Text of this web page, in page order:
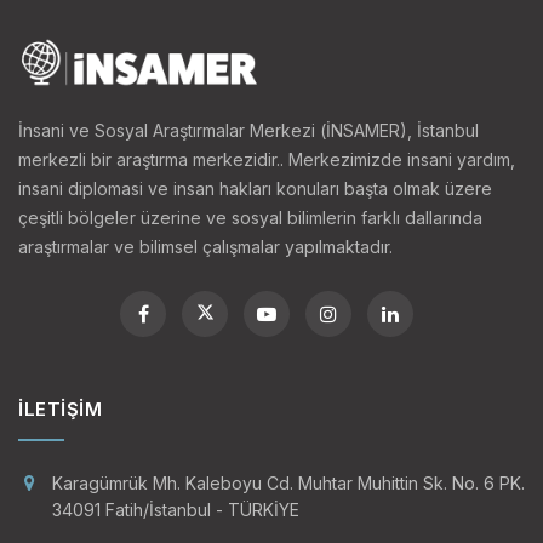
sahip bu üç unsur arasındaki etnik çekişme, ülkenin iç
politikasını belirlediği gibi, yabancı statüsündeki
belirlenmesinde de önemli bir etkendir.
Göç, İltica ve Demografik Yapı Bağlamında
15. yüzyıl itibarıyla birer ekonomi ve
ticaret merkezi hâline gelen Malay
Arap, Çinli ve Hintli tüccarların
ticareti
İnsani ve Sosyal Araştırmalar Merkezi (İNSAMER), İstanbul
merkezli bir araştırma merkezidir.. Merkezimizde insani yardım,
insani diplomasi ve insan hakları konuları başta olmak üzere
çeşitli bölgeler üzerine ve sosyal bilimlerin farklı dallarında
araştırmalar ve bilimsel çalışmalar yapılmaktadır.
İLETIŞIM
Karagümrük Mh. Kaleboyu Cd. Muhtar Muhittin Sk. No. 6 PK.
34091 Fatih/İstanbul - TÜRKİYE